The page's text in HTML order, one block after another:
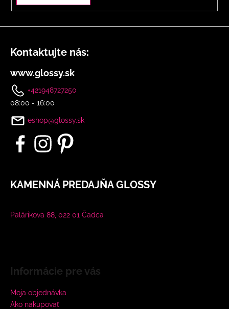
Kontaktujte nás:
www.glossy.sk
+421948727250
08:00 - 16:00
eshop@glossy.sk
KAMENNÁ PREDAJŇA GLOSSY
Palárikova 88, 022 01 Čadca
Informácie pre vás
Moja objednávka
Ako nakupovať